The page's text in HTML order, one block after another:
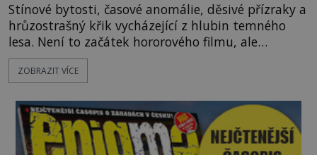
Stínové bytosti, časové anomálie, děsivé přízraky a
hrůzostrašný křik vycházející z hlubin temného
lesa. Není to začátek hororového filmu, ale
události, které popisují návštěvníci lesů, které jsou
označovány jako nejděsivější na světě. Lidé bydlící
vyhýbají! Už jste o těchto lesích slyšeli? A odvážili
byste se je navštívit? [gallery ids="17
ZOBRAZIT VÍCE